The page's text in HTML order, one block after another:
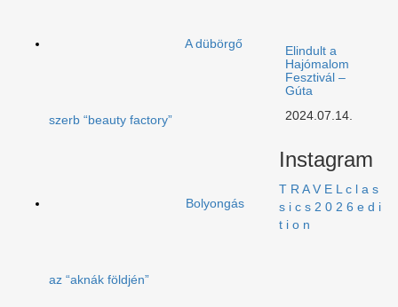
A dübörgő
szerb “beauty factory”
Bolyongás
az “aknák földjén”
Elindult a
Hajómalom
Fesztivál –
Gúta
2024.07.14.
Instagram
T R A V E L c l a s
s i c s 2 0 2 6 e d i
t i o n